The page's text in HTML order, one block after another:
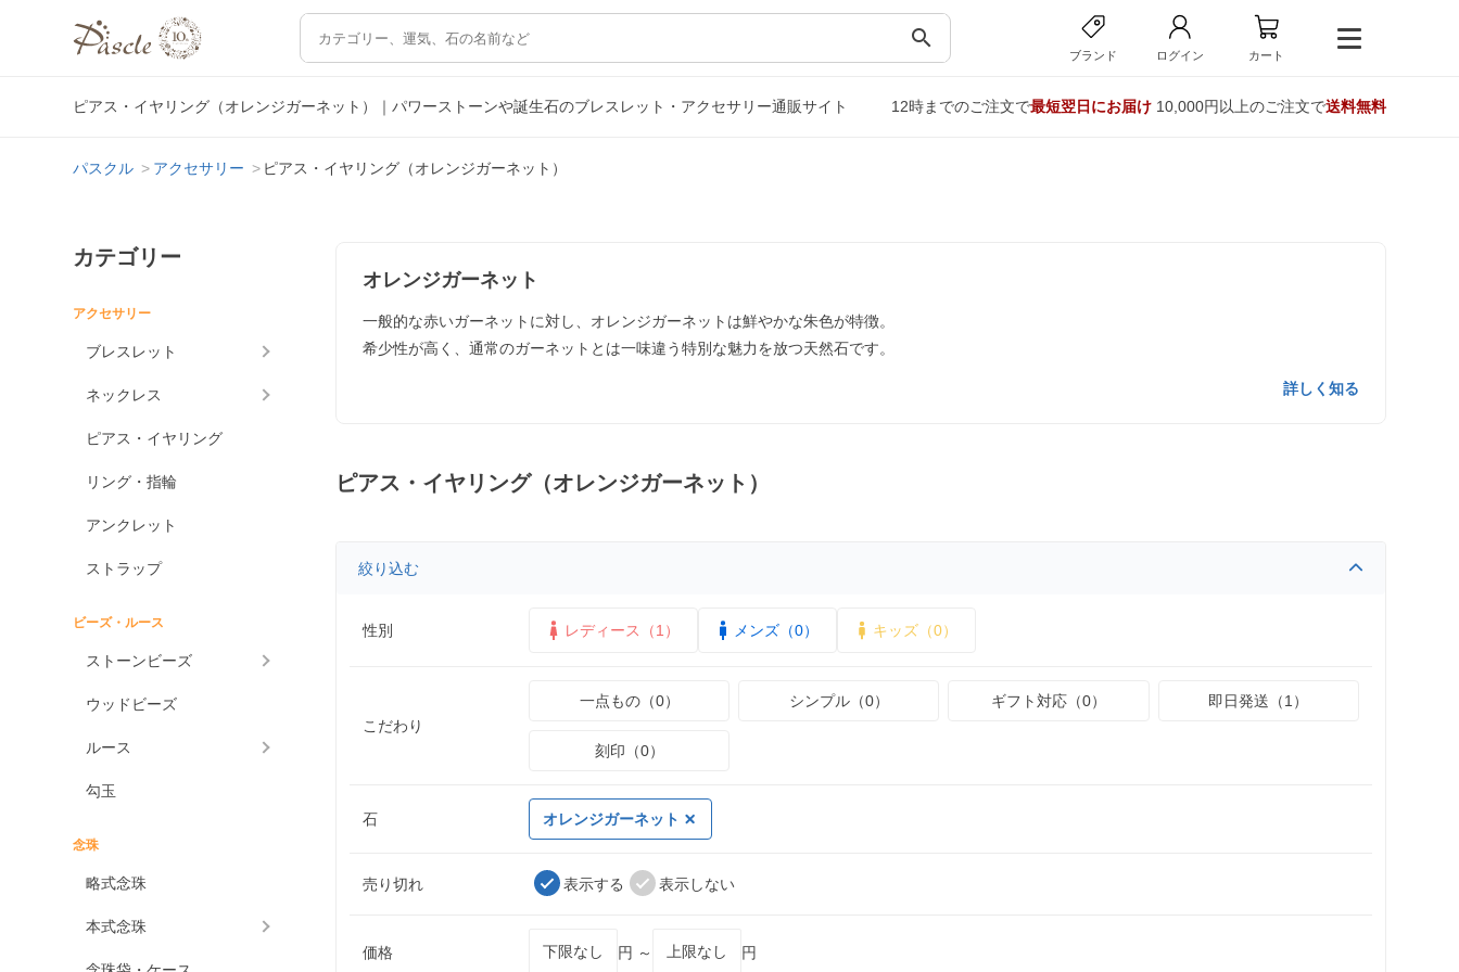
search
ブランド ログイン カート
ピアス・イヤリング（オレンジガーネット）｜パワーストーンや誕生石のブレスレット・アクセサリー通販サイト 12時までのご注文で最短翌日にお届け10,000円以上のご注文で送料無料
パスクル アクセサリー ピアス・イヤリング（オレンジガーネット）
カテゴリー
アクセサリー
ブレスレット
ネックレス
ピアス・イヤリング
リング・指輪
アンクレット
ストラップ
ビーズ・ルース
ストーンビーズ
ウッドビーズ
ルース
勾玉
念珠
略式念珠
本式念珠
オレンジガーネット
一般的な赤いガーネットに対し、オレンジガーネットは鮮やかな朱色が特徴。
希少性が高く、通常のガーネットとは一味違う特別な魅力を放つ天然石です。
詳しく知る
ピアス・イヤリング（オレンジガーネット）
絞り込む
性別 レディース（1） メンズ（0） キッズ（0）
こだわり
一点もの（0） シンプル（0） ギフト対応（0） 即日発送（1）
刻印（0）
石 オレンジガーネット
売り切れ 表示する 表示しない
価格 円 ～ 円